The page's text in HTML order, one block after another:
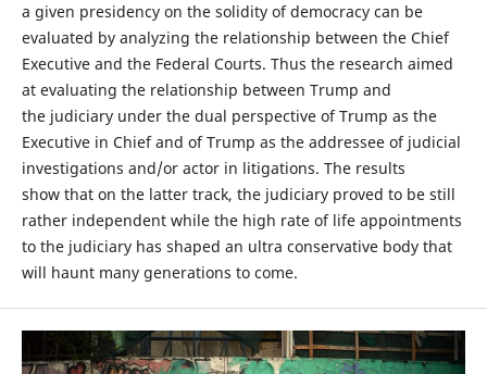
a given presidency on the solidity of democracy can be
evaluated by analyzing the relationship between the Chief
Executive and the Federal Courts. Thus the research aimed
at evaluating the relationship between Trump and
the judiciary under the dual perspective of Trump as the
Executive in Chief and of Trump as the addressee of judicial
investigations and/or actor in litigations. The results
show that on the latter track, the judiciary proved to be still
rather independent while the high rate of life appointments
to the judiciary has shaped an ultra conservative body that
will haunt many generations to come.